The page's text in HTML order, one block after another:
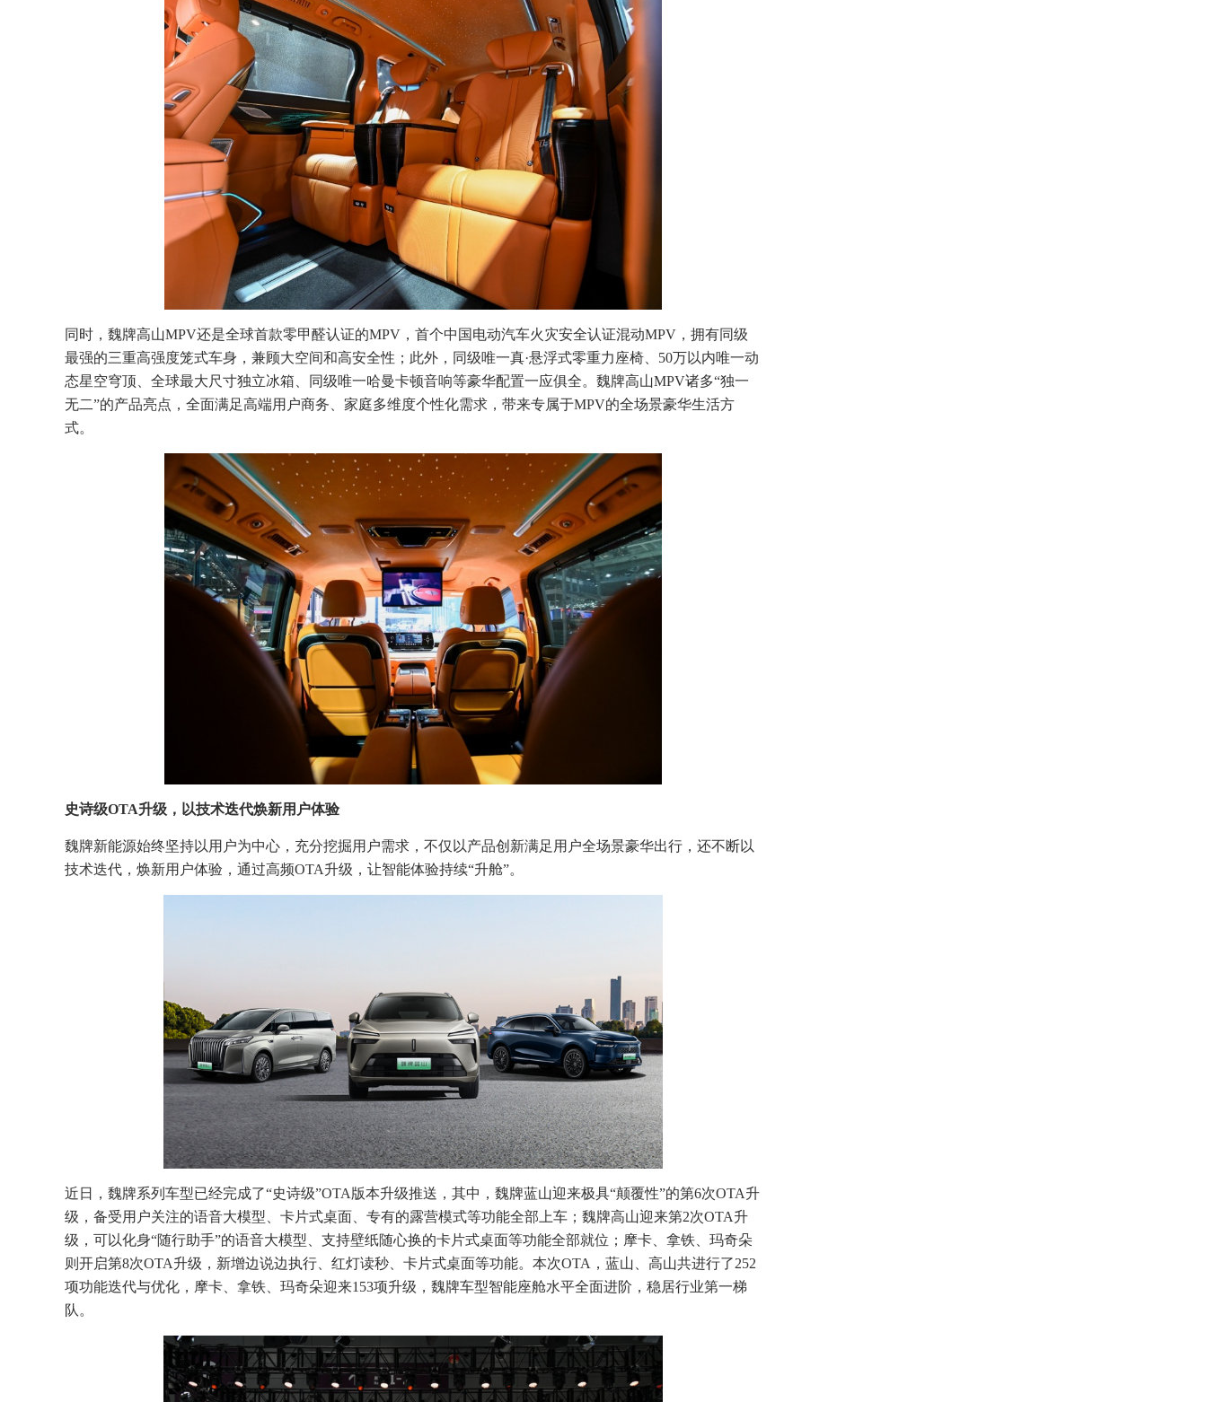
同时，魏牌高山MPV还是全球首款零甲醛认证的MPV，首个中国电动汽车火灾安全认证混动MPV，拥有同级
最强的三重高强度笼式车身，兼顾大空间和高安全性；此外，同级唯一真·悬浮式零重力座椅、50万以内唯一动
态星空穹顶、全球最大尺寸独立冰箱、同级唯一哈曼卡顿音响等豪华配置一应俱全。魏牌高山MPV诸多“独一
无二”的产品亮点，全面满足高端用户商务、家庭多维度个性化需求，带来专属于MPV的全场景豪华生活方
式。
史诗级OTA升级，以技术迭代焕新用户体验
魏牌新能源始终坚持以用户为中心，充分挖掘用户需求，不仅以产品创新满足用户全场景豪华出行，还不断以
技术迭代，焕新用户体验，通过高频OTA升级，让智能体验持续“升舱”。
近日，魏牌系列车型已经完成了“史诗级”OTA版本升级推送，其中，魏牌蓝山迎来极具“颠覆性”的第6次OTA升
级，备受用户关注的语音大模型、卡片式桌面、专有的露营模式等功能全部上车；魏牌高山迎来第2次OTA升
级，可以化身“随行助手”的语音大模型、支持壁纸随心换的卡片式桌面等功能全部就位；摩卡、拿铁、玛奇朵
则开启第8次OTA升级，新增边说边执行、红灯读秒、卡片式桌面等功能。本次OTA，蓝山、高山共进行了252
项功能迭代与优化，摩卡、拿铁、玛奇朵迎来153项升级，魏牌车型智能座舱水平全面进阶，稳居行业第一梯
队。